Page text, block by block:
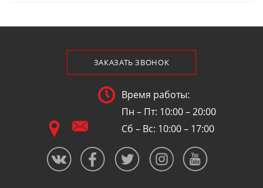
ЗАКАЗАТЬ ЗВОНОК
Время работы:
Пн – Пт: 10:00 – 20:00
Сб – Вс: 10:00 – 17:00